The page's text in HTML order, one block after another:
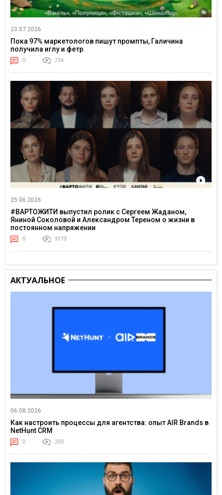
23.07.2026
Пока 97% маркетологов пишут промпты, Галичина
получила иглу и фетр
0 724
25.06.2026
#ВАРТОЖИТИ выпустил ролик с Сергеем Жаданом,
Яниной Соколовой и Александром Тереном о жизни в
постоянном напряжении
0 3173
АКТУАЛЬНОЕ
06.08.2026
Как настроить процессы для агентства: опыт AIR Brands в
NetHunt CRM
0 250